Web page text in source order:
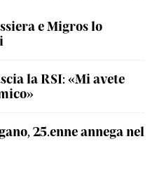
e Migros lo
la RSI: «Mi avete
25.enne annega nel